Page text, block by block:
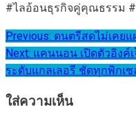
#ไลอ้อนธุรกิจคู่คุณธรรม
แนะแนว
เรื่อง
Previous: ดนตรีสดไม่เคยแ
Next: แคนนอน เปิดตัวอิงค์
ระดับแกลเลอรี ชัดทุกพิกเซ
ใส่ความเห็น